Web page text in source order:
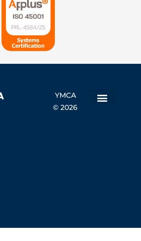
YMCA
© 2026